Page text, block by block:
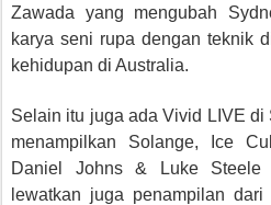
Zawada yang mengubah
karya seni rupa dengan teknik
kehidupan di Australia.
Selain itu juga ada Vivid LIVE di
menampilkan Solange, Ice
Daniel Johns & Luke Steele
lewatkan juga penampilan